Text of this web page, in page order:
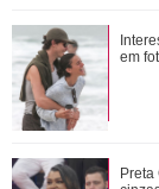
Veja
Ana
em